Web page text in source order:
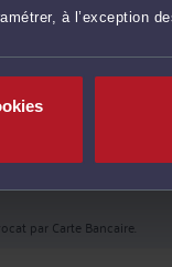
à l’exception
60
par Carte Bancaire.